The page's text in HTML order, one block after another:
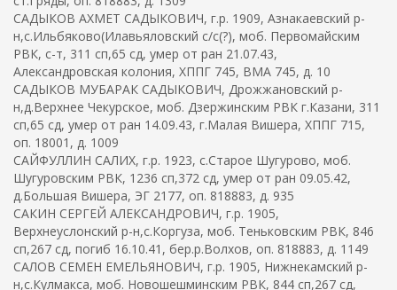
САДЫКОВ АХМЕТ САДЫКОВИЧ, г.р. 1909, Азнакаевский р-
н,с.Ильбяково(Илавьяловский с/с(?), моб. Первомайским
РВК, с-т, 311 сп,65 сд, умер от ран 21.07.43,
Александровская колония, ХППГ 745, ВМА 745, д. 10
САДЫКОВ МУБАРАК САДЫКОВИЧ, Дрожжановский р-
н,д.Верхнее Чекурское, моб. Дзержинским РВК г.Казани, 311
сп,65 сд, умер от ран 14.09.43, г.Малая Вишера, ХППГ 715,
оп. 18001, д. 1009
САЙФУЛЛИН САЛИХ, г.р. 1923, с.Старое Шугурово, моб.
Шугуровским РВК, 1236 сп,372 сд, умер от ран 09.05.42,
д.Большая Вишера, ЭГ 2177, оп. 818883, д. 935
САКИН СЕРГЕЙ АЛЕКСАНДРОВИЧ, г.р. 1905,
Верхнеуслонский р-н,с.Коргуза, моб. Теньковским РВК, 846
сп,267 сд, погиб 16.10.41, бер.р.Волхов, оп. 818883, д. 1149
САЛОВ СЕМЕН ЕМЕЛЬЯНОВИЧ, г.р. 1905, Нижнекамский р-
н,с.Кулмакса, моб. Новошешминским РВК, 844 сп,267 сд,